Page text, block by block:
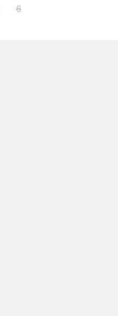
6